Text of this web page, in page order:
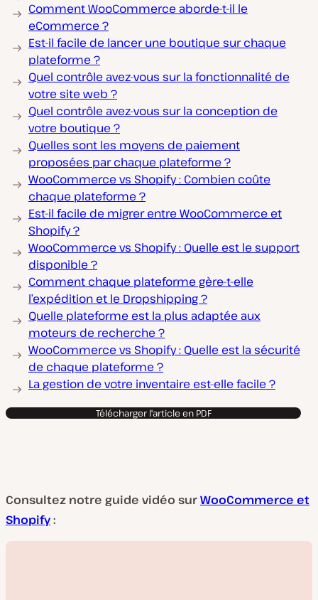
Comment WooCommerce aborde-t-il le
eCommerce ?
Est-il facile de lancer une boutique sur chaque
plateforme ?
Quel contrôle avez-vous sur la fonctionnalité de
votre site web ?
Quel contrôle avez-vous sur la conception de
votre boutique ?
Quelles sont les moyens de paiement
proposées par chaque plateforme ?
WooCommerce vs Shopify : Combien coûte
chaque plateforme ?
Est-il facile de migrer entre WooCommerce et
Shopify ?
WooCommerce vs Shopify : Quelle est le support
disponible ?
Comment chaque plateforme gère-t-elle
l’expédition et le Dropshipping ?
Quelle plateforme est la plus adaptée aux
moteurs de recherche ?
WooCommerce vs Shopify : Quelle est la sécurité
de chaque plateforme ?
La gestion de votre inventaire est-elle facile ?
Télécharger l'article en PDF
Consultez notre guide vidéo surWooCommerce et
Shopify: